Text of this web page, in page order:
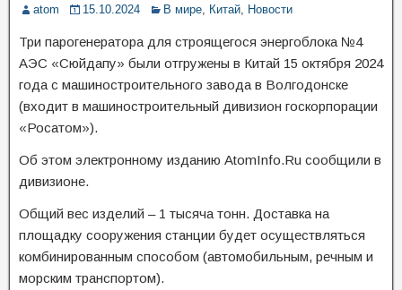
atom 15.10.2024 В мире, Китай, Новости
Три парогенератора для строящегося энергоблока №4
АЭС «Сюйдапу» были отгружены в Китай 15 октября 2024
года с машиностроительного завода в Волгодонске
(входит в машиностроительный дивизион госкорпорации
«Росатом»).
Об этом электронному изданию AtomInfo.Ru сообщили в
дивизионе.
Общий вес изделий – 1 тысяча тонн. Доставка на
площадку сооружения станции будет осуществляться
комбинированным способом (автомобильным, речным и
морским транспортом).